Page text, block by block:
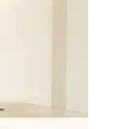
en faisant glisser.